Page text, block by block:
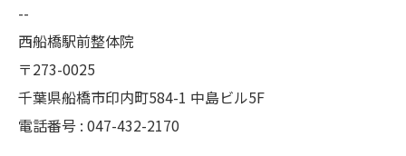
--
西船橋駅前整体院
〒273-0025
千葉県船橋市印内町584-1 中島ビル5F
電話番号 : 047-432-2170